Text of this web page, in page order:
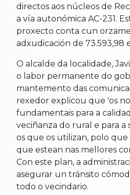
directos aos núcleos de
a vía autonómica AC-231.
proxecto conta cun
adxudicación de 73.593,98
O alcalde da localidade,
o labor permanente do
mantemento das
rexedor explicou que 'os
fundamentais para a
veciñanza do rural e para
os que os utilizan, polo que
que estean nas mellores
Con este plan, a
asegurar un tránsito
todo o vecindario.